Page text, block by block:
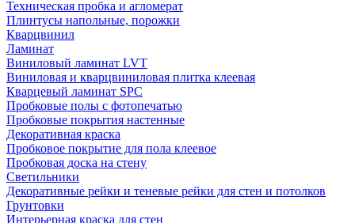
Техническая пробка и агломерат
Плинтусы напольные, порожки
Кварцвинил
Ламинат
Виниловый ламинат LVT
Виниловая и кварцвиниловая плитка клеевая
Кварцевый ламинат SPC
Пробковые полы с фотопечатью
Пробковые покрытия настенные
Декоративная краска
Пробковое покрытие для пола клеевое
Пробковая доска на стену
Светильники
Декоративные рейки и теневые рейки для стен и потолков
Грунтовки
Интерьерная краска для стен